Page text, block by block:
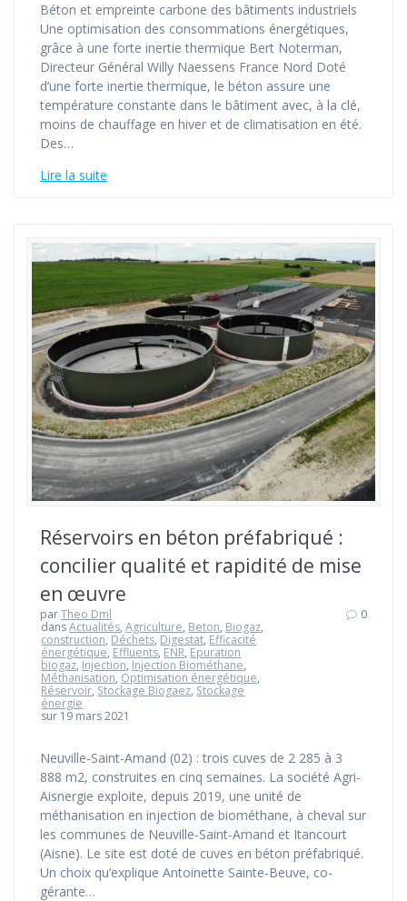
Béton et empreinte carbone des bâtiments industriels
Une optimisation des consommations énergétiques,
grâce à une forte inertie thermique Bert Noterman,
Directeur Général Willy Naessens France Nord Doté
d’une forte inertie thermique, le béton assure une
température constante dans le bâtiment avec, à la clé,
moins de chauffage en hiver et de climatisation en été.
Des…
Lire la suite
Réservoirs en béton préfabriqué :
concilier qualité et rapidité de mise
en œuvre
parTheo Dml
dansActualités,Agriculture, Beton, Biogaz,
construction, Déchets, Digestat, Efficacité
énergétique, Effluents, ENR, Epuration
biogaz, Injection, Injection Biométhane,
Méthanisation, Optimisation énergétique,
Réservoir, Stockage Biogaez, Stockage
énergie
sur 19 mars 2021
0
Neuville-Saint-Amand (02) : trois cuves de 2 285 à 3
888 m2, construites en cinq semaines. La société Agri-
Aisnergie exploite, depuis 2019, une unité de
méthanisation en injection de biométhane, à cheval sur
les communes de Neuville-Saint-Amand et Itancourt
(Aisne). Le site est doté de cuves en béton préfabriqué.
Un choix qu’explique Antoinette Sainte-Beuve, co-
gérante…